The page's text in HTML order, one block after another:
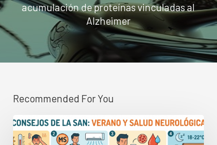
acumulación de proteínas vinculadas al
Alzheimer
Recommended For You